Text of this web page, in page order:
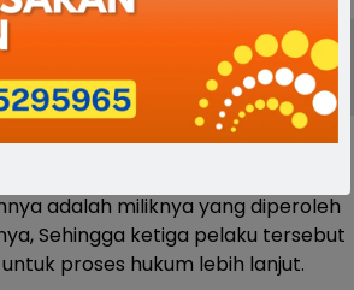
Buka Pendaftaran PTPS,
JA juga ikut diamankan, dan
barang yang ditemukan dari
adalah miliknya yang diperoleh
Sehingga ketiga pelaku tersebut
proses hukum lebih lanjut.